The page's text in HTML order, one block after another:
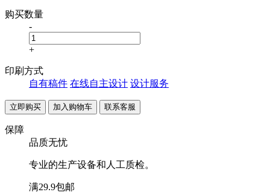
购买数量
-
+
印刷方式
自有稿件 在线自主设计 设计服务
联系客服
保障
品质无忧
专业的生产设备和人工质检。
满29.9包邮